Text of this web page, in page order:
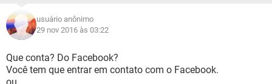
usuário anônimo
29 nov 2016 às 03:22
Que conta? Do Facebook?
Você tem que entrar em contato com o Facebook.